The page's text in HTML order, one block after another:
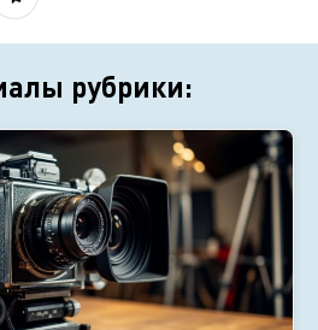
рубрики: